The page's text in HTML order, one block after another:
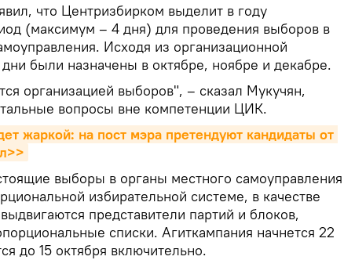
что Центризбирком выделит в году
(максимум – 4 дня) для проведения выборов в
Исходя из организационной
были назначены в октябре, ноябре и декабре.
организацией выборов", – сказал Мукучян,
вопросы вне компетенции ЦИК.
жаркой: на пост мэра претендуют кандидаты от
выборы в органы местного самоуправления
избирательной системе, в качестве
представители партий и блоков,
списки. Агиткампания начнется 22
до 15 октября включительно.